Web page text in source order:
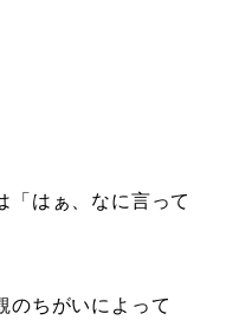
「はぁ、なに言って
のちがいによって